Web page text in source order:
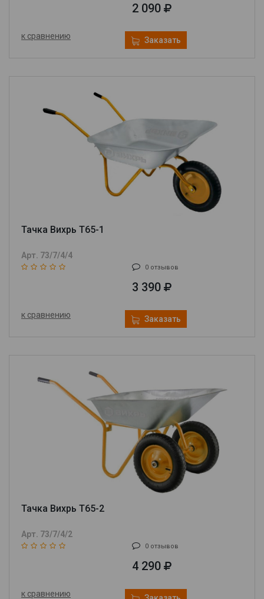
2 090
к сравнению Заказать
Тачка Вихрь Т65-1
Арт. 73/7/4/4
0 отзывов
3 390
к сравнению Заказать
Тачка Вихрь Т65-2
Арт. 73/7/4/2
0 отзывов
4 290
к сравнению